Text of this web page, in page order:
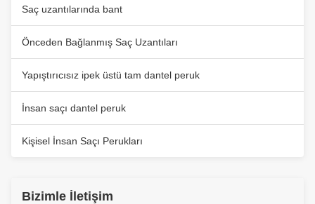
Saç uzantılarında bant
Önceden Bağlanmış Saç Uzantıları
Yapıştırıcısız ipek üstü tam dantel peruk
İnsan saçı dantel peruk
Kişisel İnsan Saçı Perukları
Bizimle İletişim